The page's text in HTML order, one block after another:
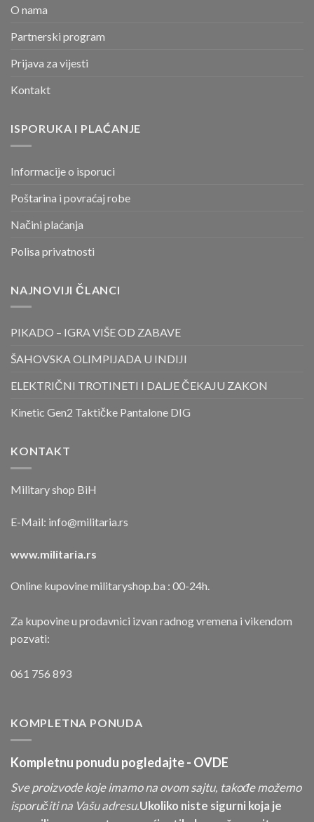
O nama
Partnerski program
Prijava za vijesti
Kontakt
ISPORUKA I PLAĆANJE
Informacije o isporuci
Poštarina i povraćaj robe
Načini plaćanja
Polisa privatnosti
NAJNOVIJI ČLANCI
PIKADO – IGRA VIŠE OD ZABAVE
ŠAHOVSKA OLIMPIJADA U INDIJI
ELEKTRIČNI TROTINETI I DALJE ČEKAJU ZAKON
Kinetic Gen2 Taktičke Pantalone DIG
KONTAKT
Military shop BiH
E-Mail: info@militaria.rs
www.militaria.rs
Online kupovine militaryshop.ba : 00-24h.
Za kupovine u prodavnici izvan radnog vremena i vikendom
pozvati:
061 756 893
KOMPLETNA PONUDA
Kompletnu ponudu pogledajte - OVDE
Sve proizvode koje imamo na ovom sajtu, takođe možemo
isporučiti na Vašu adresu.Ukoliko niste sigurni koja je